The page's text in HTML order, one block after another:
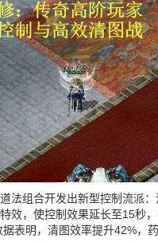
法组合开发出新型控制流派
效，使控制效果延长至15秒
表明，清图效率提升42%，